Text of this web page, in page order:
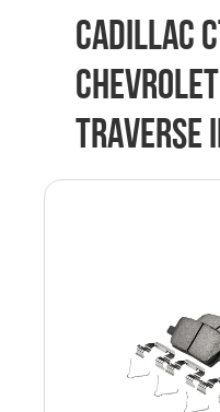
CADILLAC
TRAVERSE